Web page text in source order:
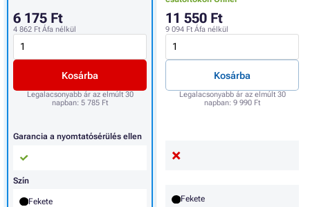
11 550 Ft
9 094 Ft Áfa nélkül
Kosárba
Legalacsonyabb ár az elmúlt 30
napban: 9 990 Ft
Fekete
6 175 Ft
4 862 Ft Áfa nélkül
Kosárba
Legalacsonyabb ár az elmúlt 30
napban: 5 785 Ft
Garancia a nyomtatósérülés ellen
Szín
Fekete